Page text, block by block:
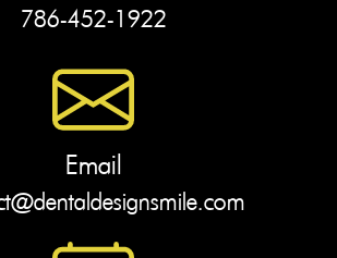
786-452-1922
Email